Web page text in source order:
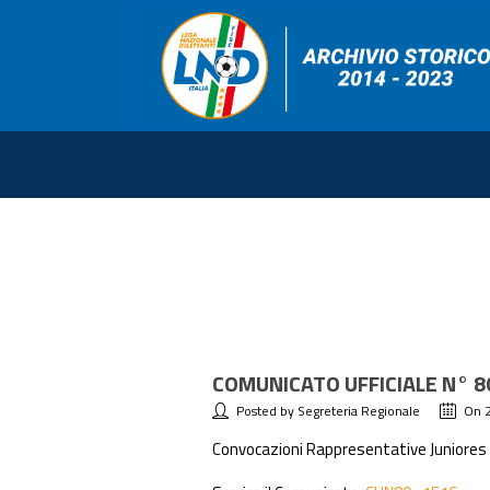
COMUNICATO UFFICIALE
Posted by Segreteria Regionale On
Convocazioni Rappresentative Juniores